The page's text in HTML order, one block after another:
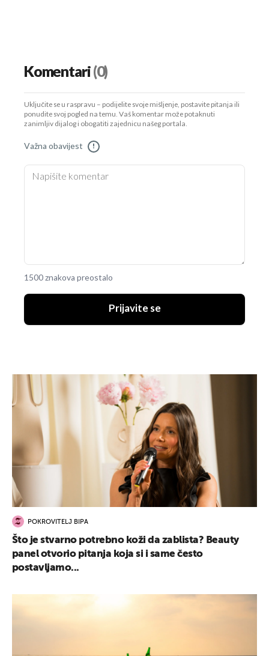
Komentari(0)
Uključite se u raspravu – podijelite svoje mišljenje, postavite pitanja ili
ponudite svoj pogled na temu. Vaš komentar može potaknuti
zanimljiv dijalog i obogatiti zajednicu našeg portala.
Važna obavijest !
1500 znakova preostalo
Prijavite se
POKROVITELJ BIPA
Što je stvarno potrebno koži da zablista? Beauty
panel otvorio pitanja koja si i same često
postavljamo...